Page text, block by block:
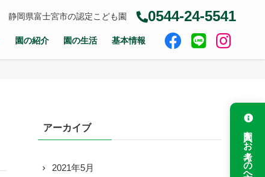
園の紹介 園の生活 基本情報
静岡県富士宮市の認定こども園 0544-24-5541
アーカイブ
2021年5月 入園をお考えの方へ